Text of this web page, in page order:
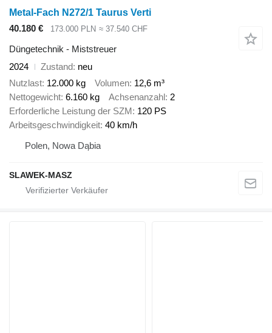
Metal-Fach N272/1 Taurus Verti
40.180 €
173.000 PLN ≈ 37.540 CHF
Düngetechnik - Miststreuer
2024
Zustand neu
Nutzlast 12.000 kg Volumen 12,6 m³
Nettogewicht 6.160 kg Achsenanzahl 2
Erforderliche Leistung der SZM 120 PS
Arbeitsgeschwindigkeit 40 km/h
Polen, Nowa Dąbia
SLAWEK-MASZ